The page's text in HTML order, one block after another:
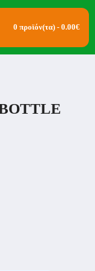
0 προϊόν(τα) - 0.00€